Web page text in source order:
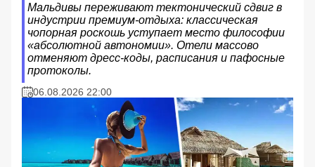
Мальдивы переживают тектонический сдвиг в
индустрии премиум-отдыха: классическая
чопорная роскошь уступает место философии
«абсолютной автономии». Отели массово
отменяют дресс-коды, расписания и пафосные
протоколы.
06.08.2026 22:00